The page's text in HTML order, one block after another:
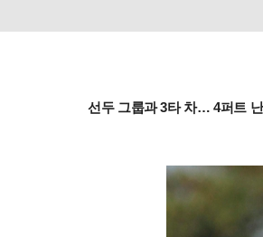
선두 그룹과 3타 차… 4퍼트